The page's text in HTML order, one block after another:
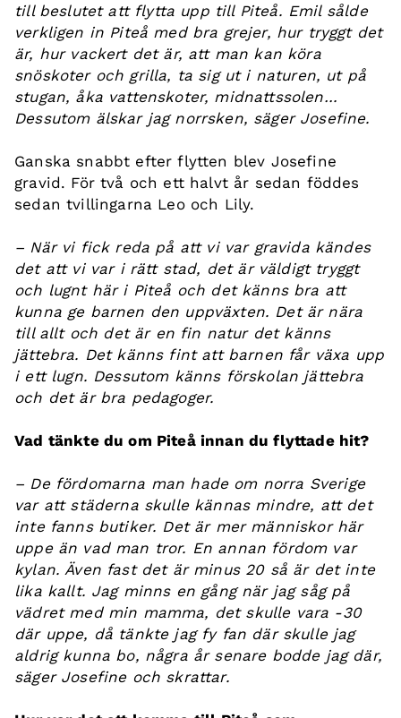
till beslutet att flytta upp till Piteå. Emil sålde
verkligen in Piteå med bra grejer, hur tryggt det
är, hur vackert det är, att man kan köra
snöskoter och grilla, ta sig ut i naturen, ut på
stugan, åka vattenskoter, midnattssolen…
Dessutom älskar jag norrsken, säger Josefine.
Ganska snabbt efter flytten blev Josefine
gravid. För två och ett halvt år sedan föddes
sedan tvillingarna Leo och Lily.
– När vi fick reda på att vi var gravida kändes
det att vi var i rätt stad, det är väldigt tryggt
och lugnt här i Piteå och det känns bra att
kunna ge barnen den uppväxten. Det är nära
till allt och det är en fin natur det känns
jättebra. Det känns fint att barnen får växa upp
i ett lugn. Dessutom känns förskolan jättebra
och det är bra pedagoger.
Vad tänkte du om Piteå innan du flyttade hit?
– De fördomarna man hade om norra Sverige
var att städerna skulle kännas mindre, att det
inte fanns butiker. Det är mer människor här
uppe än vad man tror. En annan fördom var
kylan. Även fast det är minus 20 så är det inte
lika kallt. Jag minns en gång när jag såg på
vädret med min mamma, det skulle vara -30
där uppe, då tänkte jag fy fan där skulle jag
aldrig kunna bo, några år senare bodde jag där,
säger Josefine och skrattar.